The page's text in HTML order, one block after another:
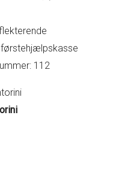
førstehjælpskasse
112